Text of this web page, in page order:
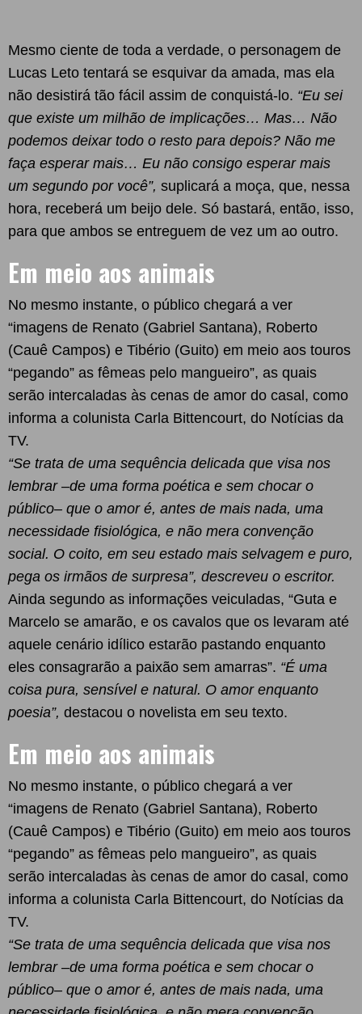
Mesmo ciente de toda a verdade, o personagem de
Lucas Leto tentará se esquivar da amada, mas ela
não desistirá tão fácil assim de conquistá-lo. “Eu sei
que existe um milhão de implicações… Mas… Não
podemos deixar todo o resto para depois? Não me
faça esperar mais… Eu não consigo esperar mais
um segundo por você”, suplicará a moça, que, nessa
hora, receberá um beijo dele. Só bastará, então, isso,
para que ambos se entreguem de vez um ao outro.
Em meio aos animais
No mesmo instante, o público chegará a ver
“imagens de Renato (Gabriel Santana), Roberto
(Cauê Campos) e Tibério (Guito) em meio aos touros
“pegando” as fêmeas pelo mangueiro”, as quais
serão intercaladas às cenas de amor do casal, como
informa a colunista Carla Bittencourt, do Notícias da
TV.
“Se trata de uma sequência delicada que visa nos
lembrar –de uma forma poética e sem chocar o
público– que o amor é, antes de mais nada, uma
necessidade fisiológica, e não mera convenção
social. O coito, em seu estado mais selvagem e puro,
pega os irmãos de surpresa”, descreveu o escritor.
Ainda segundo as informações veiculadas, “Guta e
Marcelo se amarão, e os cavalos que os levaram até
aquele cenário idílico estarão pastando enquanto
eles consagrarão a paixão sem amarras”. “É uma
coisa pura, sensível e natural. O amor enquanto
poesia”, destacou o novelista em seu texto.
Em meio aos animais
No mesmo instante, o público chegará a ver
“imagens de Renato (Gabriel Santana), Roberto
(Cauê Campos) e Tibério (Guito) em meio aos touros
“pegando” as fêmeas pelo mangueiro”, as quais
serão intercaladas às cenas de amor do casal, como
informa a colunista Carla Bittencourt, do Notícias da
TV.
“Se trata de uma sequência delicada que visa nos
lembrar –de uma forma poética e sem chocar o
público– que o amor é, antes de mais nada, uma